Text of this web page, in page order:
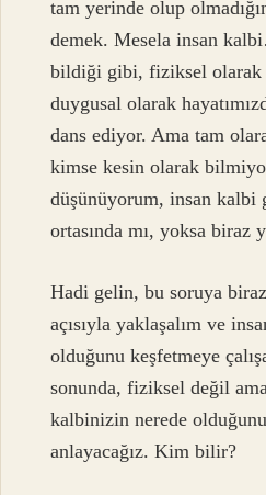
tam yerinde olup
demek. Mesela insan
bildiği gibi, fiziksel olarak
duygusal olarak
dans ediyor. Ama tam
kimse kesin olarak
düşünüyorum, insan kalbi
ortasında mı, yoksa biraz
Hadi gelin, bu soruya
açısıyla yaklaşalım ve
olduğunu keşfetmeye
sonunda, fiziksel değil
kalbinizin nerede
anlayacağız. Kim bilir?